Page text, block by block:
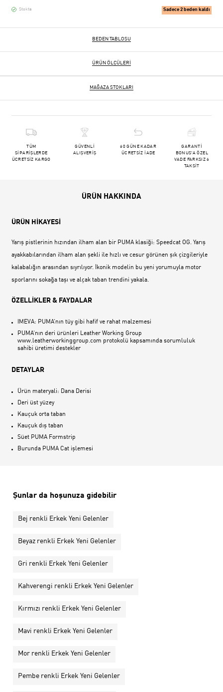
Stokta Sadece 2 beden kaldı
BEDEN TABLOSU
ÜRÜN ÖLÇÜLERI
MAĞAZA STOKLARI
TÜM
SİPARİŞLERDE
ÜCRETSİZ KARGO
GÜVENLİ
ALIŞVERİŞ
60 GÜNE KADAR
ÜCRETSİZ İADE
GARANTİ
BONUS'A ÖZEL
VADE FARKSIZ 6
TAKSİT
ÜRÜN HAKKINDA
ÜRÜN HİKAYESİ
Yarış pistlerinin hızından ilham alan bir PUMA klasiği: Speedcat OG. Yarış
ayakkabılarından ilham alan şekli ile hızlı ve cesur görünen şık çizgileriyle
kalabalığın arasından sıyrılıyor. İkonik modelin bu yeni yorumuyla motor
sporlarını sokağa taşı ve alçak taban trendini yakala.
ÖZELLİKLER & FAYDALAR
IMEVA: PUMA‘nın tüy gibi hafif ve rahat malzemesi
PUMA‘nın deri ürünleri Leather Working Group
www.leatherworkinggroup.com protokolü kapsamında sorumluluk
sahibi üretimi destekler
DETAYLAR
Ürün materyali: Dana Derisi
Deri üst yüzey
Kauçuk orta taban
Kauçuk dış taban
Süet PUMA Formstrip
Burunda PUMA Cat işlemesi
Şunlar da hoşunuza gidebilir
Bej renkli Erkek Yeni Gelenler
Beyaz renkli Erkek Yeni Gelenler
Gri renkli Erkek Yeni Gelenler
Kahverengi renkli Erkek Yeni Gelenler
Kırmızı renkli Erkek Yeni Gelenler
Mavi renkli Erkek Yeni Gelenler
Mor renkli Erkek Yeni Gelenler
Pembe renkli Erkek Yeni Gelenler